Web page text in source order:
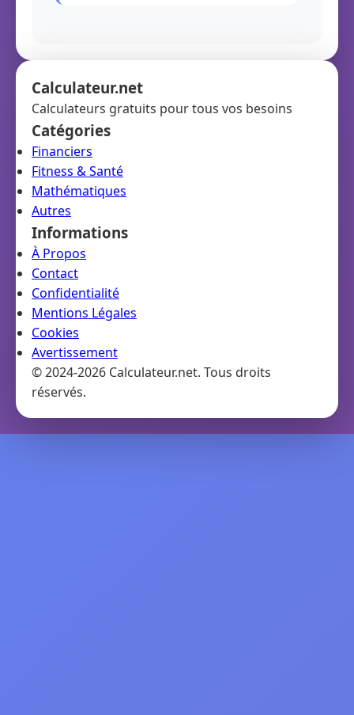
Calculateur.net
Calculateurs gratuits pour tous vos besoins
Catégories
Financiers
Fitness & Santé
Mathématiques
Autres
Informations
À Propos
Contact
Confidentialité
Mentions Légales
Cookies
Avertissement
© 2024-2026 Calculateur.net. Tous droits
réservés.